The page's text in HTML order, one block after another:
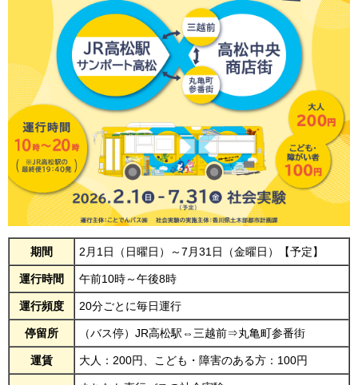
期間 2月1日（日曜日）～7月31日（金曜日）【予定】
運行時間 午前10時～午後8時
運行頻度 20分ごとに毎日運行
停留所 （バス停）JR高松駅⇔三越前⇒丸亀町参番街
運賃 大人：200円、こども・障害のある方：100円